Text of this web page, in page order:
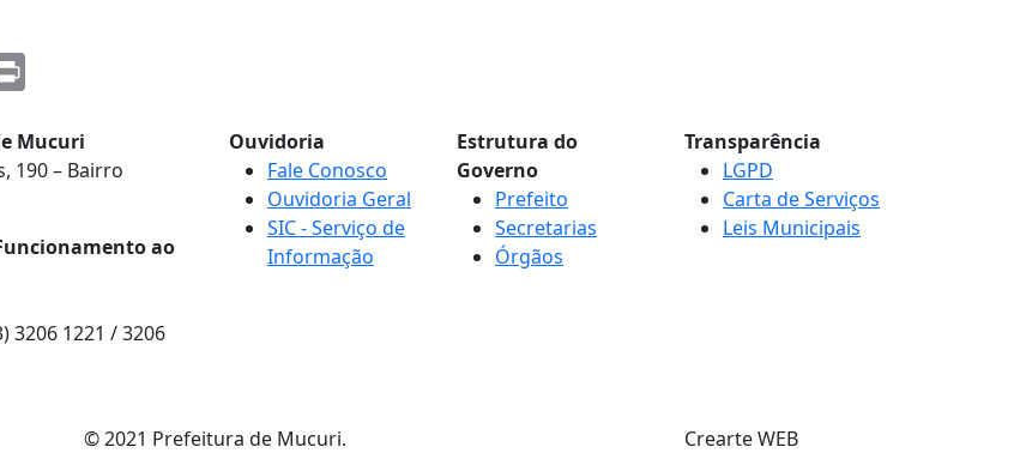
Mucuri
190 – Bairro
ao
3206 1221 / 3206
Ouvidoria
Fale Conosco
Ouvidoria Geral
SIC - Serviço de
Informação
Estrutura do
Governo
Prefeito
Secretarias
Órgãos
Transparência
LGPD
Carta de Serviços
Leis Municipais
© 2021 Prefeitura de Mucuri. Crearte WEB